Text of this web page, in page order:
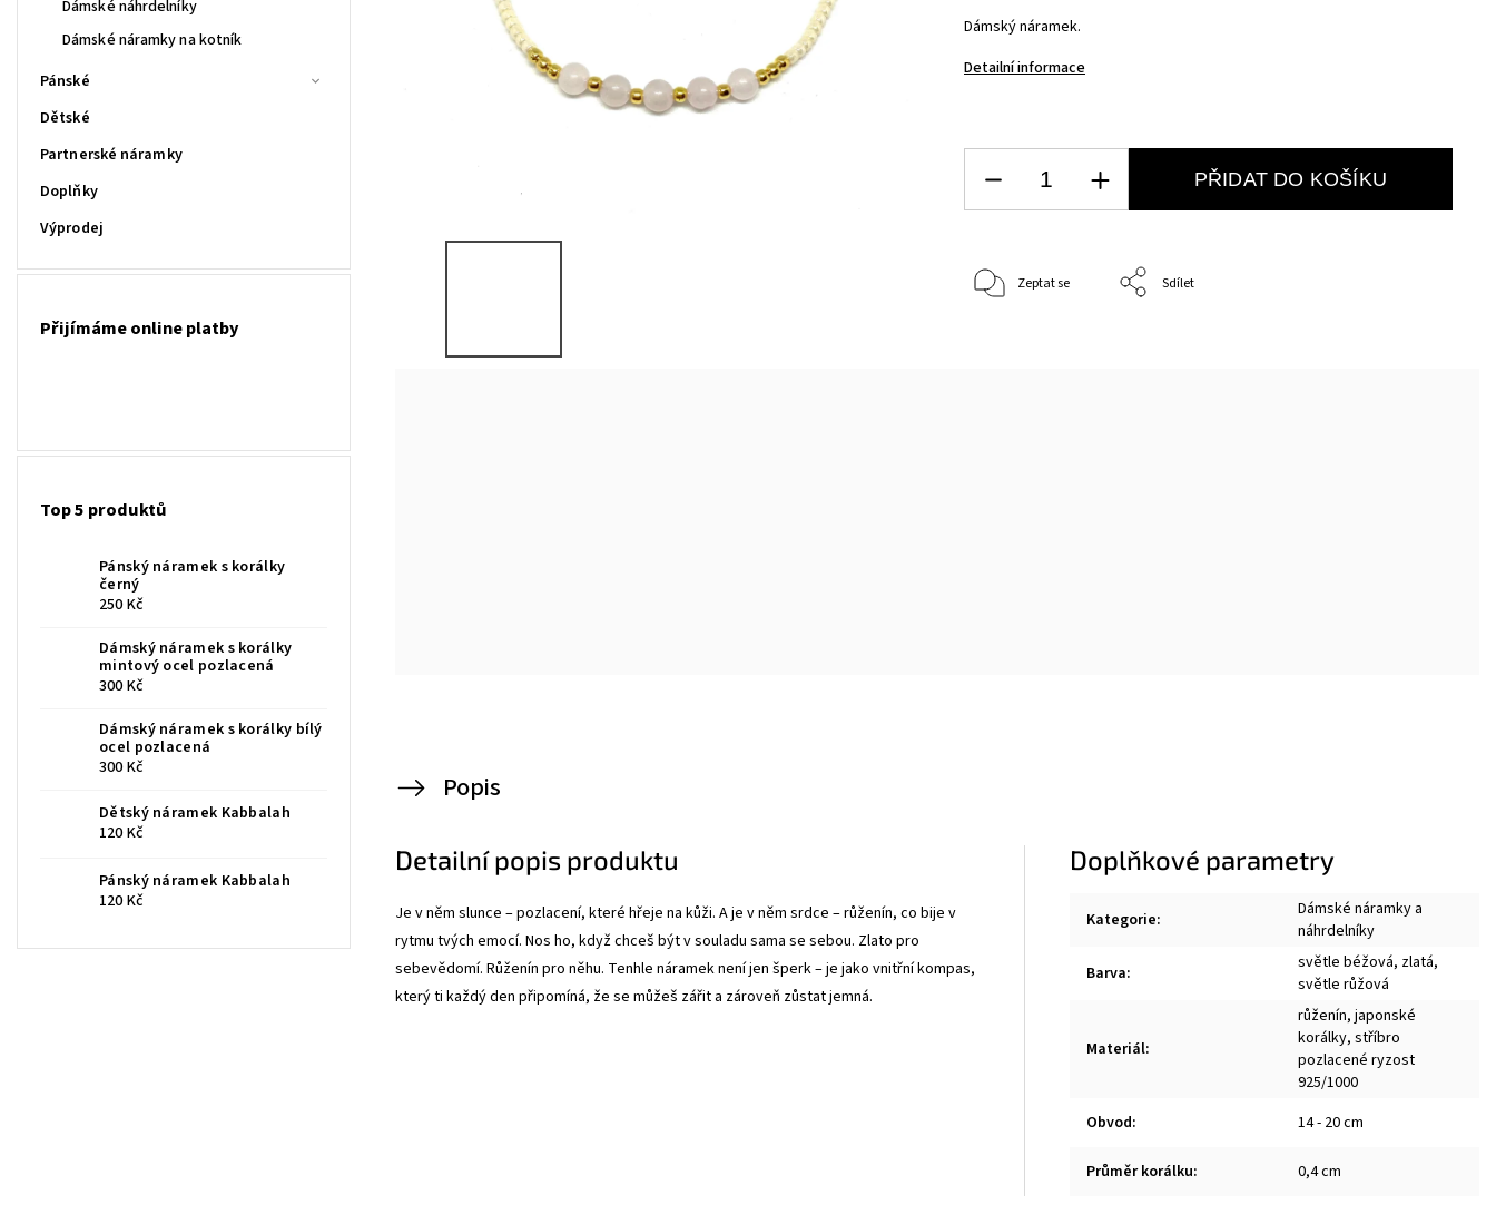
Dámské náhrdelníky
Dámské náramky na kotník
Pánské
Dětské
Partnerské náramky
Doplňky
Výprodej
Přijímáme online platby
Top 5 produktů
Pánský náramek s korálky
černý
250 Kč
Dámský náramek s korálky
mintový ocel pozlacená
300 Kč
Dámský náramek s korálky bílý
ocel pozlacená
300 Kč
Dětský náramek Kabbalah
120 Kč
Pánský náramek Kabbalah
120 Kč
Dámský náramek.
Detailní informace
PŘIDAT DO KOŠÍKU
Zeptat se Sdílet
Popis
Detailní popis produktu
Je v něm slunce – pozlacení, které hřeje na kůži. A je v něm srdce – růženín, co bije v
rytmu tvých emocí. Nos ho, když chceš být v souladu sama se sebou. Zlato pro
sebevědomí. Růženín pro něhu. Tenhle náramek není jen šperk – je jako vnitřní kompas,
který ti každý den připomíná, že se můžeš zářit a zároveň zůstat jemná.
Doplňkové parametry
Kategorie:
Dámské náramky a
náhrdelníky
Barva:
světle béžová, zlatá,
světle růžová
Materiál:
růženín, japonské
korálky, stříbro
pozlacené ryzost
925/1000
Obvod: 14 - 20 cm
Průměr korálku: 0,4 cm